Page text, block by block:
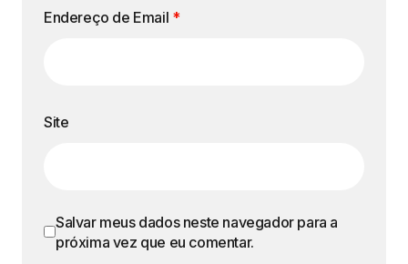
Endereço de Email *
Site
Salvar meus dados neste navegador para a
próxima vez que eu comentar.